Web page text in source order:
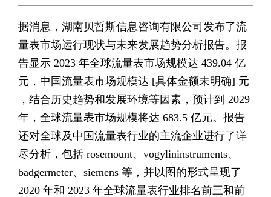
据消息，湖南贝哲斯信息咨询有限公司发布了流
量表市场运行现状与未来发展趋势分析报告。报
告显示 2023 年全球流量表市场规模达 439.04 亿
元，中国流量表市场规模达 [具体金额未明确] 元
，结合历史趋势和发展环境等因素，预计到 2029
年，全球流量表市场规模将达 683.5 亿元。报告
还对全球及中国流量表行业的主流企业进行了详
尽分析，包括 rosemount、vogylininstruments、
badgermeter、siemens 等，并以图的形式呈现了
2020 年和 2023 年全球流量表行业排名前三和前